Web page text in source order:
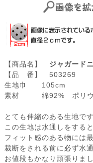
【商品名】 ジャガー
【品 番】 503269
生地巾 105cm
素材 綿92% ポリウ
とても伸縮のある生地で
この生地は水通しをする
フィット感のある物には
裁断をされる前に必ず水
お値段もかなり頑張りま